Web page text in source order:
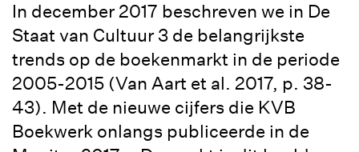
In december 2017 beschreven we in De
Staat van Cultuur 3 de belangrijkste
trends op de boekenmarkt in de periode
2005-2015 (Van Aart et al. 2017, p. 38-
43). Met de nieuwe cijfers die KVB
Boekwerk onlangs publiceerde in de